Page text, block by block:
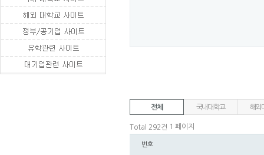
전체 국내대학교 해외
Total 292건 1 페이지
번호